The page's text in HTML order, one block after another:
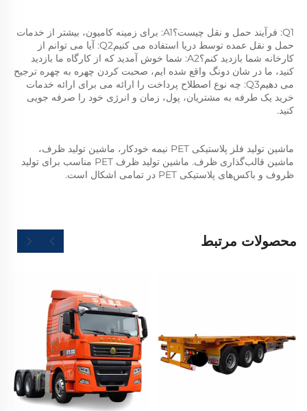
کنید.
ظروف و باکس‌های پلاستیکی PET در تمامی اشکال است.
محصولات مرتبط